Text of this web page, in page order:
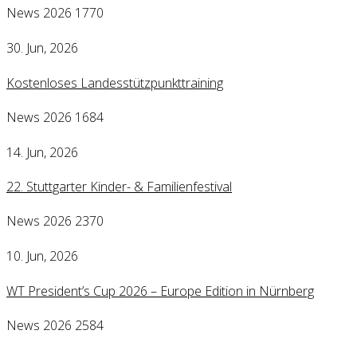
News 2026 1770
30. Jun, 2026
Kostenloses Landesstützpunkttraining
News 2026 1684
14. Jun, 2026
22. Stuttgarter Kinder- & Familienfestival
News 2026 2370
10. Jun, 2026
WT President’s Cup 2026 – Europe Edition in Nürnberg
News 2026 2584